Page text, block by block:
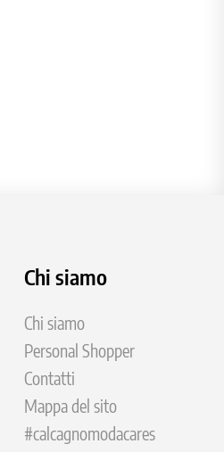
Chi siamo
Chi siamo
Personal Shopper
Contatti
Mappa del sito
#calcagnomodacares